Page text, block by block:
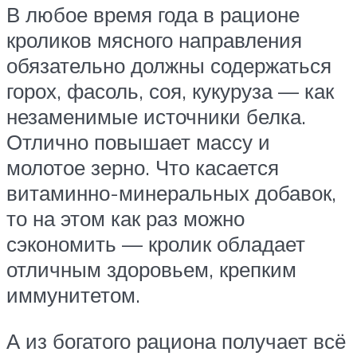
В любое время года в рационе
кроликов мясного направления
обязательно должны содержаться
горох, фасоль, соя, кукуруза — как
незаменимые источники белка.
Отлично повышает массу и
молотое зерно. Что касается
витаминно-минеральных добавок,
то на этом как раз можно
сэкономить — кролик обладает
отличным здоровьем, крепким
иммунитетом.
А из богатого рациона получает всё